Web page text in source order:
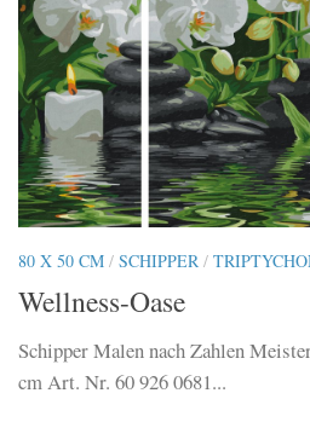
80 X 50 CM / SCHIPPER /
Wellness-Oase
Schipper Malen nach Zahlen
cm Art. Nr. 60 926 0681...